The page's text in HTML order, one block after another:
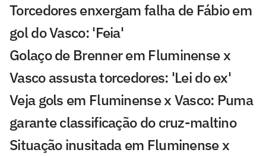
Torcedores enxergam falha de Fábio em
gol do Vasco: 'Feia'
Golaço de Brenner em Fluminense x
Vasco assusta torcedores: 'Lei do ex'
Veja gols em Fluminense x Vasco: Puma
garante classificação do cruz-maltino
Situação inusitada em Fluminense x